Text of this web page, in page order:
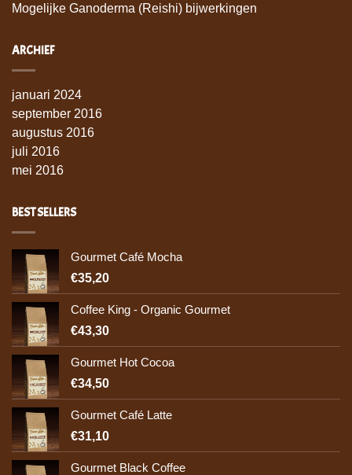
Mogelijke Ganoderma (Reishi) bijwerkingen
ARCHIEF
januari 2024
september 2016
augustus 2016
juli 2016
mei 2016
BEST SELLERS
Gourmet Café Mocha
€35,20
Coffee King - Organic Gourmet
€43,30
Gourmet Hot Cocoa
€34,50
Gourmet Café Latte
€31,10
Gourmet Black Coffee